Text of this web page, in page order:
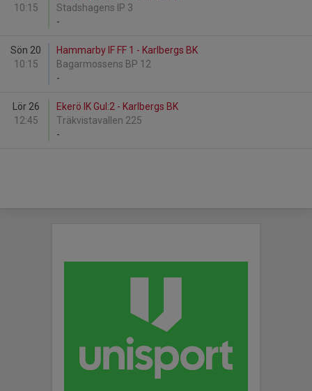
10:15
Stadshagens IP 3
-
Sön 20
10:15
Hammarby IF FF 1 - Karlbergs BK
Bagarmossens BP 12
-
Lör 26
12:45
Ekerö IK Gul:2 - Karlbergs BK
Träkvistavallen 225
-